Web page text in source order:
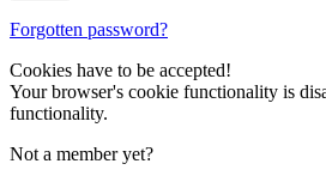
Forgotten password?
Cookies have to be accepted!
Your browser's cookie functionality is
functionality.
Not a member yet?